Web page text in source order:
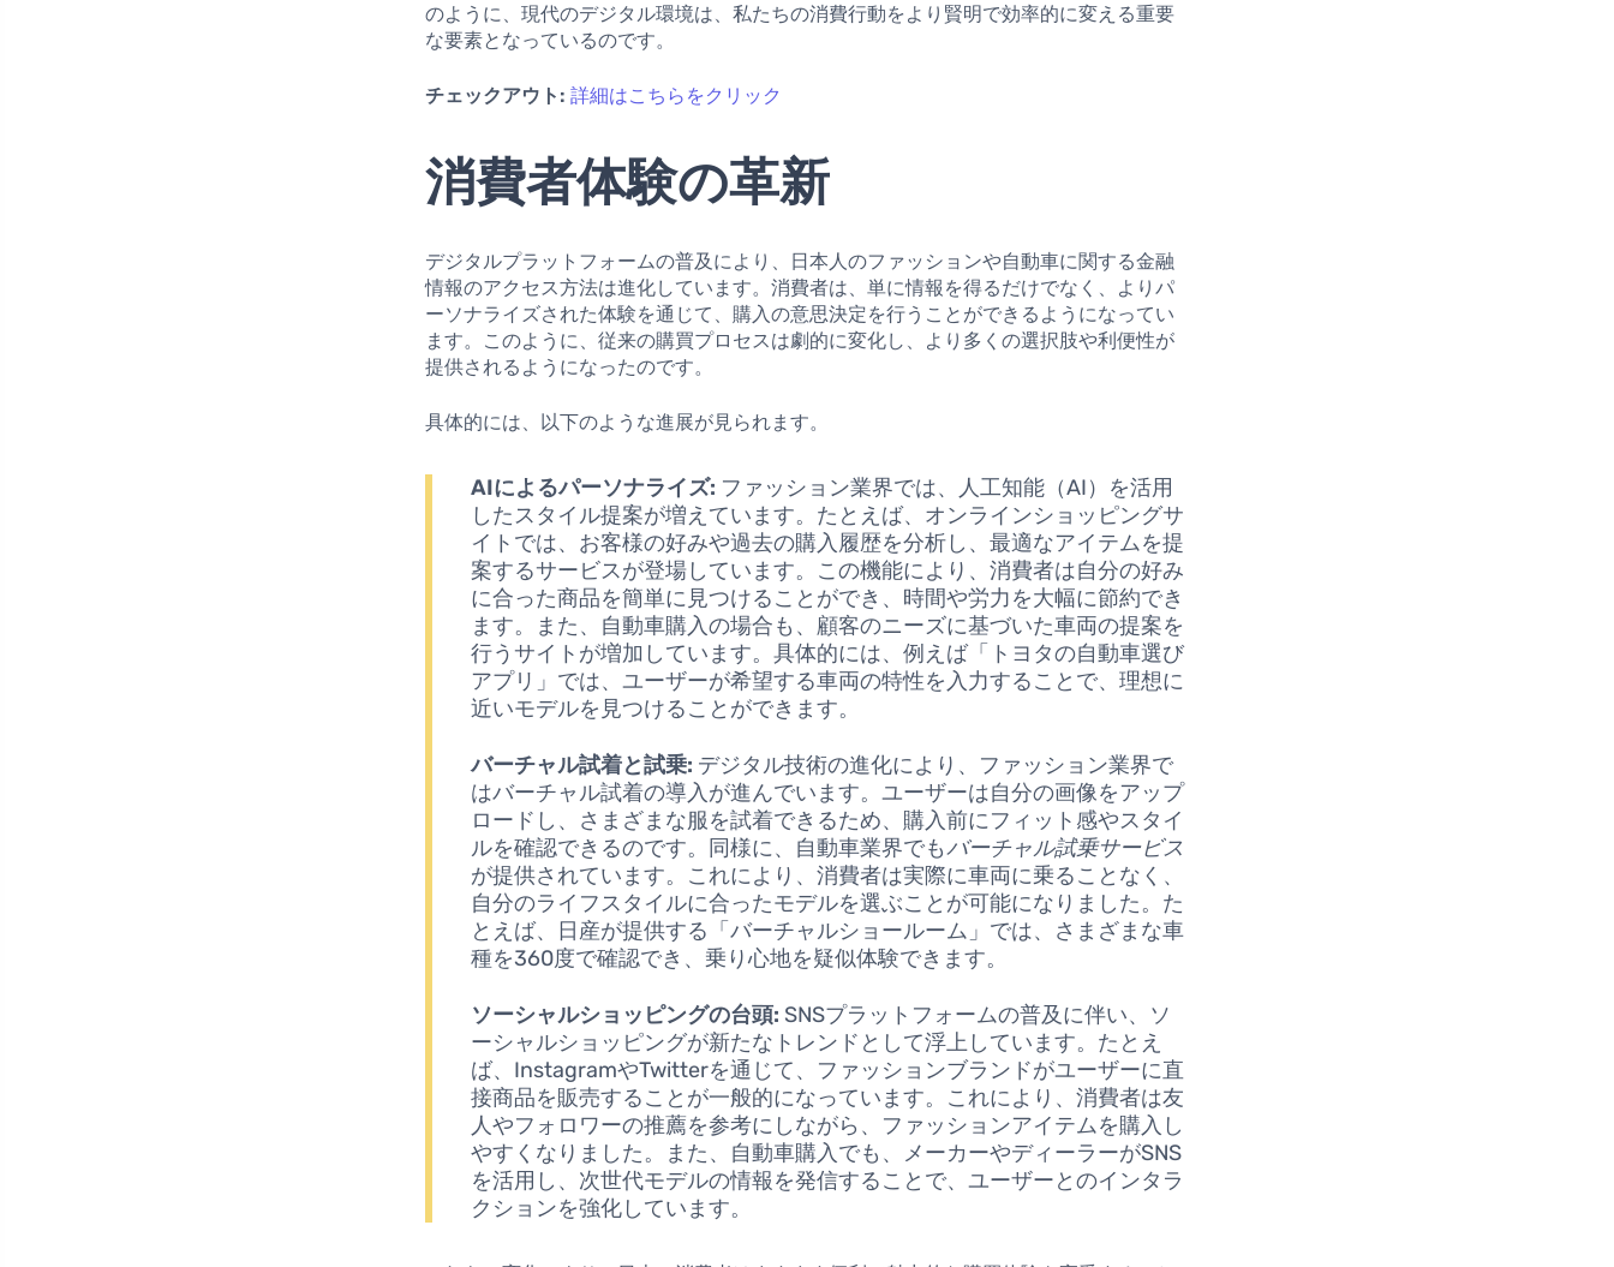
のように、現代のデジタル環境は、私たちの消費行動をより賢明で効率的に変える重要
な要素となっているのです。
チェックアウト: 詳細はこちらをクリック
消費者体験の革新
デジタルプラットフォームの普及により、日本人のファッションや自動車に関する金融
情報のアクセス方法は進化しています。消費者は、単に情報を得るだけでなく、よりパ
ーソナライズされた体験を通じて、購入の意思決定を行うことができるようになってい
ます。このように、従来の購買プロセスは劇的に変化し、より多くの選択肢や利便性が
提供されるようになったのです。
具体的には、以下のような進展が見られます。
AIによるパーソナライズ: ファッション業界では、人工知能（AI）を活用
したスタイル提案が増えています。たとえば、オンラインショッピングサ
イトでは、お客様の好みや過去の購入履歴を分析し、最適なアイテムを提
案するサービスが登場しています。この機能により、消費者は自分の好み
に合った商品を簡単に見つけることができ、時間や労力を大幅に節約でき
ます。また、自動車購入の場合も、顧客のニーズに基づいた車両の提案を
行うサイトが増加しています。具体的には、例えば「トヨタの自動車選び
アプリ」では、ユーザーが希望する車両の特性を入力することで、理想に
近いモデルを見つけることができます。
バーチャル試着と試乗: デジタル技術の進化により、ファッション業界で
はバーチャル試着の導入が進んでいます。ユーザーは自分の画像をアップ
ロードし、さまざまな服を試着できるため、購入前にフィット感やスタイ
ルを確認できるのです。同様に、自動車業界でもバーチャル試乗サービス
が提供されています。これにより、消費者は実際に車両に乗ることなく、
自分のライフスタイルに合ったモデルを選ぶことが可能になりました。た
とえば、日産が提供する「バーチャルショールーム」では、さまざまな車
種を360度で確認でき、乗り心地を疑似体験できます。
ソーシャルショッピングの台頭: SNSプラットフォームの普及に伴い、ソ
ーシャルショッピングが新たなトレンドとして浮上しています。たとえ
ば、InstagramやTwitterを通じて、ファッションブランドがユーザーに直
接商品を販売することが一般的になっています。これにより、消費者は友
人やフォロワーの推薦を参考にしながら、ファッションアイテムを購入し
やすくなりました。また、自動車購入でも、メーカーやディーラーがSNS
を活用し、次世代モデルの情報を発信することで、ユーザーとのインタラ
クションを強化しています。